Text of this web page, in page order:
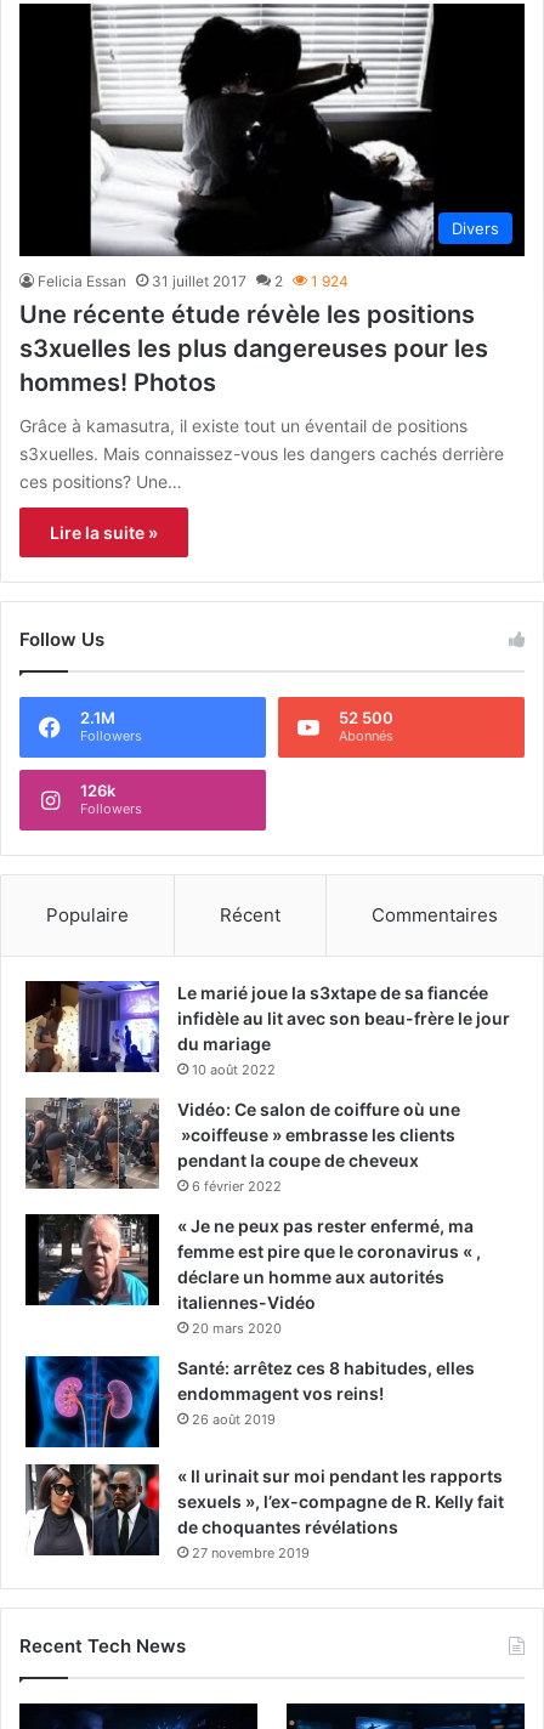
Divers
Felicia Essan 31 juillet 2017 2 1 924
Une récente étude révèle les positions
s3xuelles les plus dangereuses pour les
hommes! Photos
Grâce à kamasutra, il existe tout un éventail de positions
s3xuelles. Mais connaissez-vous les dangers cachés derrière
ces positions? Une…
Lire la suite »
Follow Us
2.1M
Followers
52 500
Abonnés
126k
Followers
Populaire Récent Commentaires
Le marié joue la s3xtape de sa fiancée
infidèle au lit avec son beau-frère le jour
du mariage
10 août 2022
Vidéo: Ce salon de coiffure où une
»coiffeuse » embrasse les clients
pendant la coupe de cheveux
6 février 2022
« Je ne peux pas rester enfermé, ma
femme est pire que le coronavirus « ,
déclare un homme aux autorités
italiennes-Vidéo
20 mars 2020
Santé: arrêtez ces 8 habitudes, elles
endommagent vos reins!
26 août 2019
« Il urinait sur moi pendant les rapports
sexuels », l’ex-compagne de R. Kelly fait
de choquantes révélations
27 novembre 2019
Recent Tech News